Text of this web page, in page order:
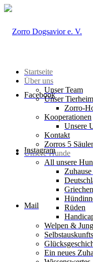
Facebook
Instagram
Mail
Startseite
Über uns
Unser Team
Unser Tierheim
Zorro-
Kooperationen
Unsere
Kontakt
Zorros 5
Unsere Hunde
All unsere
Rüden
Welpen &
Ein neues